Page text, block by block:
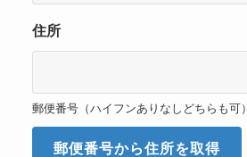
住所
郵便番号（ハイフンありなしどちらも可）
郵便番号から住所を取得